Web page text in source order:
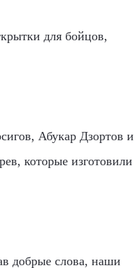
для бойцов,
Абукар Дзортов и
которые изготовили
добрые слова, наши